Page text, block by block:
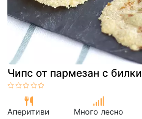
Чипс от пармезан с
Аперитиви Много лесно